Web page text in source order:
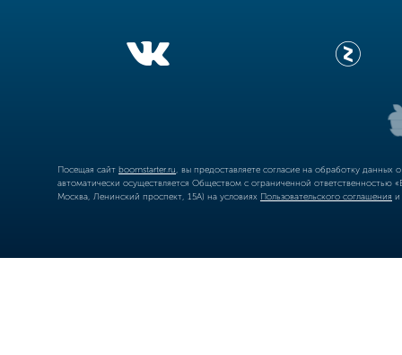
Посещая сайт boomstarter.ru , вы предоставляете согласие на обработку
автоматически осуществляется Обществом с ограниченной
Москва, Ленинский проспект, 15А) на условиях Пользовательского соглашения и